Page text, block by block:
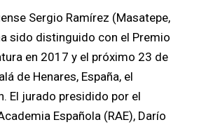
Sergio Ramírez (Masatepe,
sido distinguido con el Premio
en 2017 y el próximo 23 de
de Henares, España, el
El jurado presidido por el
Española (RAE), Darío